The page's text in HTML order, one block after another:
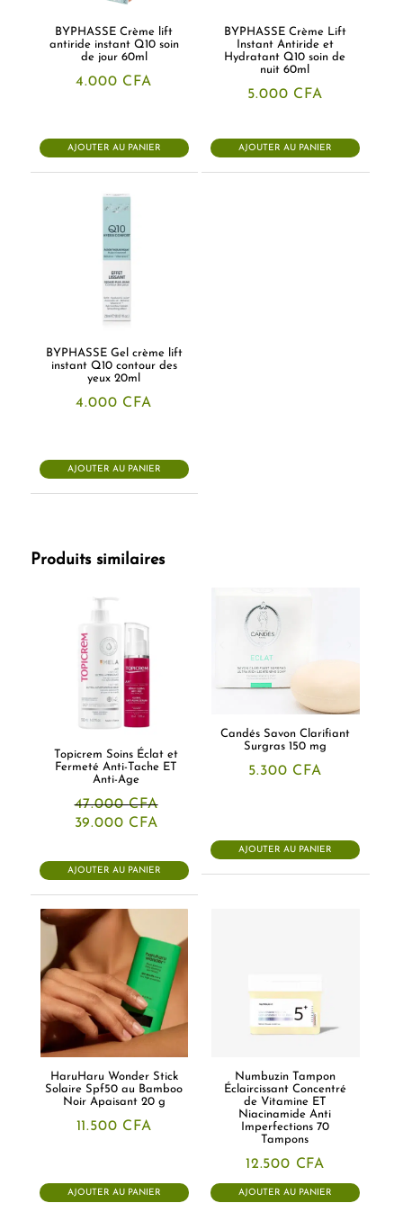
BYPHASSE Crème lift
antiride instant Q10 soin
de jour 60ml
4.000 CFA
AJOUTER AU PANIER
BYPHASSE Crème Lift
Instant Antiride et
Hydratant Q10 soin de
nuit 60ml
5.000 CFA
AJOUTER AU PANIER
BYPHASSE Gel crème lift
instant Q10 contour des
yeux 20ml
4.000 CFA
AJOUTER AU PANIER
Produits similaires
Topicrem Soins Éclat et
Fermeté Anti-Tache ET
Anti-Age
47.000CFA
Le
était :
47.000 CFA.
39.000 CFA
est :
39.000 CFA.
AJOUTER AU PANIER
Candés Savon Clarifiant
Surgras 150 mg
5.300 CFA
AJOUTER AU PANIER
HaruHaru Wonder Stick
Solaire Spf50 au Bamboo
Noir Apaisant 20 g
11.500 CFA
AJOUTER AU PANIER
Numbuzin Tampon
Éclaircissant Concentré
de Vitamine ET
Niacinamide Anti
Imperfections 70
Tampons
12.500 CFA
AJOUTER AU PANIER